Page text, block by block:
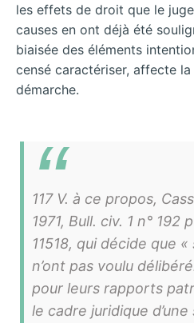
les effets de droit que le
causes en ont déjà été
biaisée des éléments
censé caractériser, affecte
démarche.
117 V. à ce propos,
1971, Bull. civ. 1 n° 192
11518, qui décide que
n’ont pas voulu
pour leurs rapports
le cadre juridique